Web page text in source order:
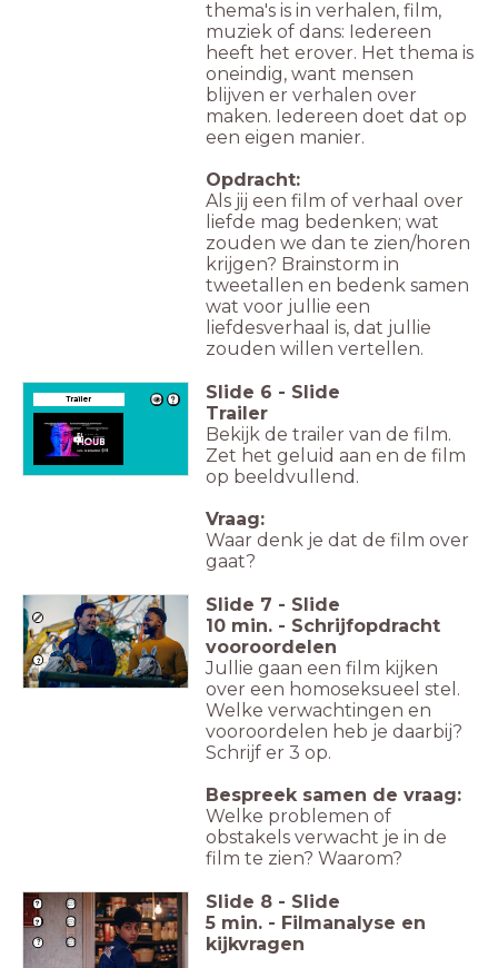
thema's is in verhalen, film,
muziek of dans: Iedereen
heeft het erover. Het thema is
oneindig, want mensen
blijven er verhalen over
maken. Iedereen doet dat op
een eigen manier.
Opdracht:
Als jij een film of verhaal over
liefde mag bedenken; wat
zouden we dan te zien/horen
krijgen? Brainstorm in
tweetallen en bedenk samen
wat voor jullie een
liefdesverhaal is, dat jullie
zouden willen vertellen.
Trailer Slide 6 - Slide
Trailer
Bekijk de trailer van de film.
Zet het geluid aan en de film
op beeldvullend.
Vraag:
Waar denk je dat de film over
gaat?
Slide 7 - Slide
10 min. - Schrijfopdracht
vooroordelen
Jullie gaan een film kijken
over een homoseksueel stel.
Welke verwachtingen en
vooroordelen heb je daarbij?
Schrijf er 3 op.
Bespreek samen de vraag:
Welke problemen of
obstakels verwacht je in de
film te zien? Waarom?
Slide 8 - Slide
5 min. - Filmanalyse en
kijkvragen